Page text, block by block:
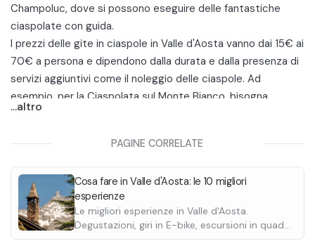
Champoluc, dove si possono eseguire delle fantastiche
ciaspolate con guida.
I prezzi delle gite in ciaspole in Valle d'Aosta vanno dai 15€ ai
70€ a persona e dipendono dalla durata e dalla presenza di
servizi aggiuntivi come il noleggio delle ciaspole. Ad
esempio, per la Ciaspolata sul Monte Bianco , bisogna
aggiungere anche il prezzo dello Skyway per eseguirla.
principianti e bambini. Solitamente si eseguono dei tracciati
con un dislivello contenuto, con una lunghezza di qualche
chilometro e si è sempre accompagnati da una guida
esperta del posto.
...altro
PAGINE CORRELATE
Cosa fare in Valle d'Aosta: le 10 migliori
esperienze
Le migliori esperienze in Valle d'Aosta.
Degustazioni, giri in E-bike, escursioni in quad,
passeggiate a cavallo e molte altre.